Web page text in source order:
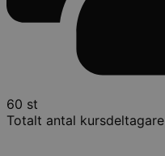
60 st
Totalt antal kursdeltagare